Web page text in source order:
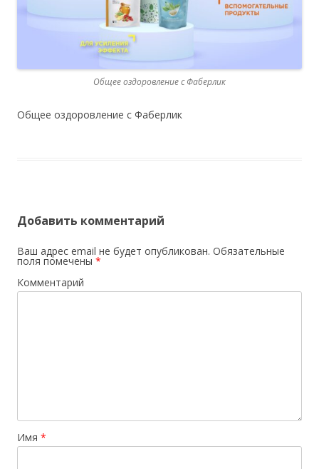
Общее оздоровление с Фаберлик
Общее оздоровление с Фаберлик
Добавить комментарий
Ваш адрес email не будет опубликован. Обязательные
поля помечены *
Комментарий
Имя *